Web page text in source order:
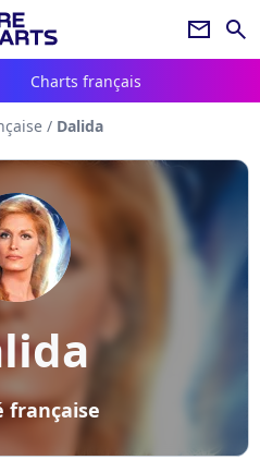
newsletter search
Charts français
/ Dalida
française